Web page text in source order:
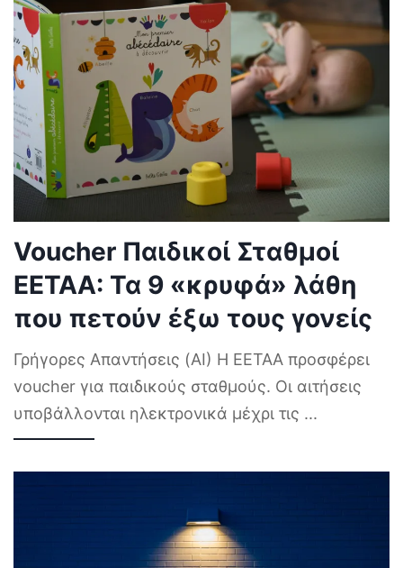
Voucher Παιδικοί Σταθμοί
ΕΕΤΑΑ: Τα 9 «κρυφά» λάθη
που πετούν έξω τους γονείς
Γρήγορες Απαντήσεις (AI) Η ΕΕΤΑΑ προσφέρει
voucher για παιδικούς σταθμούς. Οι αιτήσεις
υποβάλλονται ηλεκτρονικά μέχρι τις ...